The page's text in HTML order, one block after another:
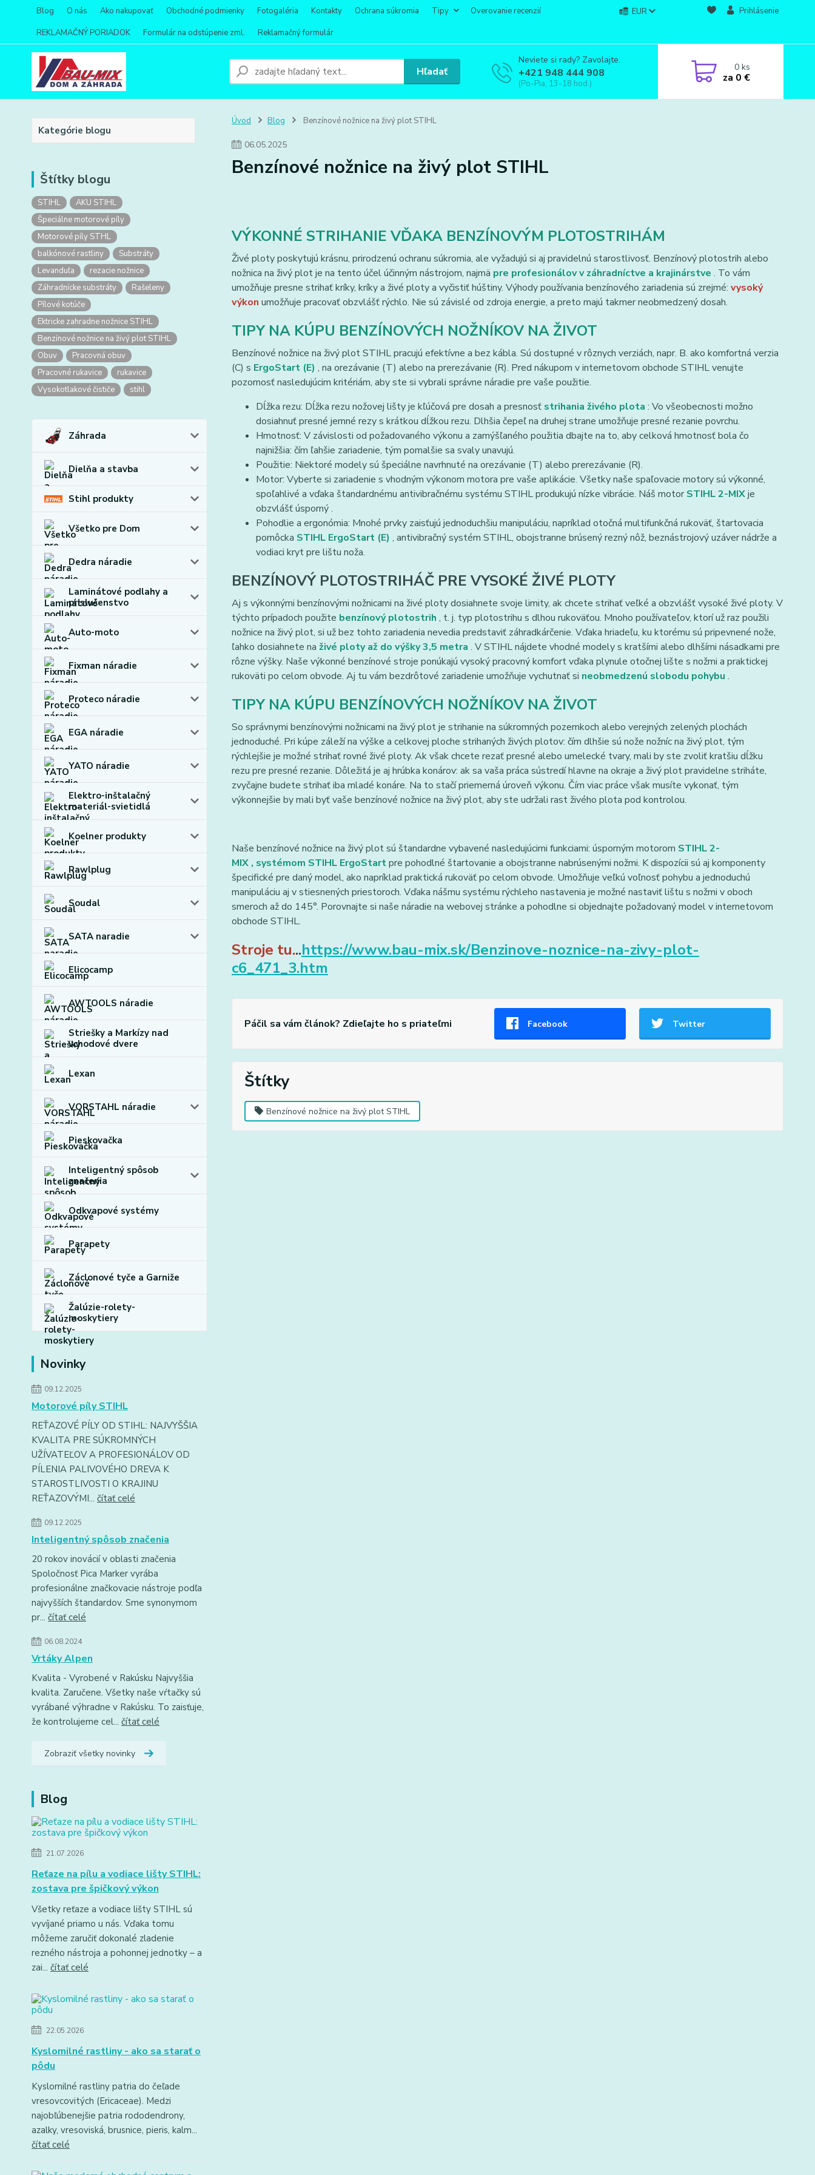
Blog O nás Ako nakupovať Obchodné podmienky Fotogaléria Kontakty Ochrana súkromia Tipy
Overovanie recenzií
REKLAMAČNÝ PORIADOK
Formulár na odstúpenie zml. Reklamačný formulár
EUR Prihlásenie
Hľadať
Neviete si rady? Zavolajte.
+421 948 444 908
(Po-Pia, 13-18 hod.)
0ks
za 0 €
Kategórie blogu
Štítky blogu
STIHL
AKU STIHL
Špeciálne motorové píly
Motorové píly STHL
balkónové rastliny
Substráty
Levanduľa
rezacie nožnice
Záhradnícke substráty
Rašeleny
Pílové kotúče
Ektricke zahradne nožnice STIHL
Benzínové nožnice na živý plot STIHL
Obuv
Pracovná obuv
Pracovné rukavice
rukavice
Vysokotlakové čističe
stihl
Záhrada
Dielňa a stavba
Stihl produkty
Všetko pre Dom
Dedra náradie
Laminátové podlahy a
prislušenstvo
Auto-moto
Fixman náradie
Proteco náradie
EGA náradie
YATO náradie
Elektro-inštalačný
materiál-svietidlá
Koelner produkty
Rawlplug
Soudal
SATA naradie
Elicocamp
AWTOOLS náradie
Striešky a Markízy nad
vchodové dvere
Lexan
VORSTAHL náradie
Pieskovačka
Inteligentný spôsob
značenia
Odkvapové systémy
Parapety
Záclonové tyče a Garniže
Žalúzie-rolety-
moskytiery
Novinky
09.12.2025
Motorové píly STIHL
REŤAZOVÉ PÍLY OD STIHL: NAJVYŠŠIA
KVALITA PRE SÚKROMNÝCH
UŽÍVATEĽOV A PROFESIONÁLOV OD
PÍLENIA PALIVOVÉHO DREVA K
STAROSTLIVOSTI O KRAJINU
REŤAZOVÝMI... čítať celé
09.12.2025
Inteligentný spôsob značenia
20 rokov inovácií v oblasti značenia
Spoločnosť Pica Marker vyrába
profesionálne značkovacie nástroje podľa
najvyšších štandardov. Sme synonymom
pr... čítať celé
06.08.2024
Vrtáky Alpen
Kvalita - Vyrobené v Rakúsku Najvyššia
kvalita. Zaručene. Všetky naše vŕtačky sú
vyrábané výhradne v Rakúsku. To zaisťuje,
že kontrolujeme cel... čítať celé
Zobraziť všetky novinky
Blog
21.07.2026
Reťaze na pílu a vodiace lišty STIHL:
zostava pre špičkový výkon
Všetky reťaze a vodiace lišty STIHL sú
vyvíjané priamo u nás. Vďaka tomu
môžeme zaručiť dokonalé zladenie
rezného nástroja a pohonnej jednotky – a
zai... čítať celé
22.05.2026
Kyslomilné rastliny - ako sa starať o
pôdu
Kyslomilné rastliny patria do čeľade
vresovcovitých (Ericaceae). Medzi
najobľúbenejšie patria rododendrony,
azalky, vresoviská, brusnice, pieris, kalm...
čítať celé
Úvod Blog Benzínové nožnice na živý plot STIHL
06.05.2025
Benzínové nožnice na živý plot STIHL
VÝKONNÉ STRIHANIE VĎAKA BENZÍNOVÝM PLOTOSTRIHÁM
Živé ploty poskytujú krásnu, prirodzenú ochranu súkromia, ale vyžadujú si aj pravidelnú starostlivosť. Benzínový plotostrih alebo
nožnica na živý plot je na tento účel účinným nástrojom, najmä pre profesionálov v záhradníctve a krajinárstve . To vám
umožňuje presne strihať kríky, kríky a živé ploty a vyčistiť húštiny. Výhody používania benzínového zariadenia sú zrejmé: vysoký
výkon umožňuje pracovať obzvlášť rýchlo. Nie sú závislé od zdroja energie, a preto majú takmer neobmedzený dosah.
TIPY NA KÚPU BENZÍNOVÝCH NOŽNÍKOV NA ŽIVOT
Benzínové nožnice na živý plot STIHL pracujú efektívne a bez kábla. Sú dostupné v rôznych verziách, napr. B. ako komfortná verzia
(C) s ErgoStart (E) , na orezávanie (T) alebo na prerezávanie (R). Pred nákupom v internetovom obchode STIHL venujte
pozornosť nasledujúcim kritériám, aby ste si vybrali správne náradie pre vaše použitie.
Dĺžka rezu: Dĺžka rezu nožovej lišty je kľúčová pre dosah a presnosť strihania živého plota : Vo všeobecnosti možno
dosiahnuť presné jemné rezy s krátkou dĺžkou rezu. Dlhšia čepeľ na druhej strane umožňuje presné rezanie povrchu.
Hmotnosť: V závislosti od požadovaného výkonu a zamýšľaného použitia dbajte na to, aby celková hmotnosť bola čo
najnižšia: čím ľahšie zariadenie, tým pomalšie sa svaly unavujú.
Použitie: Niektoré modely sú špeciálne navrhnuté na orezávanie (T) alebo prerezávanie (R).
Motor: Vyberte si zariadenie s vhodným výkonom motora pre vaše aplikácie. Všetky naše spaľovacie motory sú výkonné,
spoľahlivé a vďaka štandardnému antivibračnému systému STIHL produkujú nízke vibrácie. Náš motorSTIHL 2-MIXje
obzvlášť úsporný .
Pohodlie a ergonómia: Mnohé prvky zaisťujú jednoduchšiu manipuláciu, napríklad otočná multifunkčná rukoväť, štartovacia
pomôcka STIHL ErgoStart (E) , antivibračný systém STIHL, obojstranne brúsený rezný nôž, beznástrojový uzáver nádrže a
vodiaci kryt pre lištu noža.
BENZÍNOVÝ PLOTOSTRIHÁČ PRE VYSOKÉ ŽIVÉ PLOTY
Aj s výkonnými benzínovými nožnicami na živé ploty dosiahnete svoje limity, ak chcete strihať veľké a obzvlášť vysoké živé ploty. V
týchto prípadoch použite benzínový plotostrih , t. j. typ plotostrihu s dlhou rukoväťou. Mnoho používateľov, ktorí už raz použili
nožnice na živý plot, si už bez tohto zariadenia nevedia predstaviť záhradkárčenie. Vďaka hriadeľu, ku ktorému sú pripevnené nože,
ľahko dosiahnete na živé ploty až do výšky 3,5 metra . V STIHL nájdete vhodné modely s kratšími alebo dlhšími násadkami pre
rôzne výšky. Naše výkonné benzínové stroje ponúkajú vysoký pracovný komfort vďaka plynule otočnej lište s nožmi a praktickej
rukoväti po celom obvode. Aj tu vám bezdrôtové zariadenie umožňuje vychutnať si neobmedzenú slobodu pohybu .
TIPY NA KÚPU BENZÍNOVÝCH NOŽNÍKOV NA ŽIVOT
So správnymi benzínovými nožnicami na živý plot je strihanie na súkromných pozemkoch alebo verejných zelených plochách
jednoduché. Pri kúpe záleží na výške a celkovej ploche strihaných živých plotov: čím dlhšie sú nože nožníc na živý plot, tým
rýchlejšie je možné strihať rovné živé ploty. Ak však chcete rezať presné alebo umelecké tvary, mali by ste zvoliť kratšiu dĺžku
rezu pre presné rezanie. Dôležitá je aj hrúbka konárov: ak sa vaša práca sústredí hlavne na okraje a živý plot pravidelne striháte,
zvyčajne budete strihať iba mladé konáre. Na to stačí priemerná úroveň výkonu. Čím viac práce však musíte vykonať, tým
výkonnejšie by mali byť vaše benzínové nožnice na živý plot, aby ste udržali rast živého plota pod kontrolou.
Naše benzínové nožnice na živý plot sú štandardne vybavené nasledujúcimi funkciami: úsporným motorom STIHL 2-
MIX, systémom STIHL ErgoStartpre pohodlné štartovanie a obojstranne nabrúsenými nožmi. K dispozícii sú aj komponenty
špecifické pre daný model, ako napríklad praktická rukoväť po celom obvode. Umožňuje veľkú voľnosť pohybu a jednoduchú
manipuláciu aj v stiesnených priestoroch. Vďaka nášmu systému rýchleho nastavenia je možné nastaviť lištu s nožmi v oboch
smeroch až do 145°. Porovnajte si naše náradie na webovej stránke a pohodlne si objednajte požadovaný model v internetovom
obchode STIHL.
Stroje tu...https://www.bau-mix.sk/Benzinove-noznice-na-zivy-plot-
c6_471_3.htm
Páčil sa vám článok? Zdieľajte ho s priateľmi Facebook Twitter
Štítky
Benzínové nožnice na živý plot STIHL